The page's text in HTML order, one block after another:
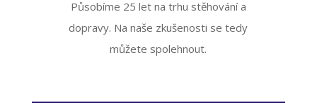
Působíme 25 let na trhu stěhovánía
dopravy. Na naše zkušenosti se tedy
můžete spolehnout.